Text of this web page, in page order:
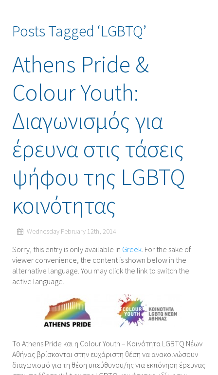
Posts Tagged ‘LGBTQ’
Athens Pride &
Colour Youth:
Διαγωνισμός για
έρευνα στις τάσεις
ψήφου της LGBTQ
κοινότητας
Wednesday February 12th, 2014
Sorry, this entry is only available in Greek. For the sake of
viewer convenience, the content is shown below in the
alternative language. You may click the link to switch the
active language.
Το Athens Pride και η Colour Youth – Κοινότητα LGBTQ Νέων
Αθήνας βρίσκονται στην ευχάριστη θέση να ανακοινώσουν
διαγωνισμό για τη θέση υπεύθυνου/ης για εκπόνηση έρευνας